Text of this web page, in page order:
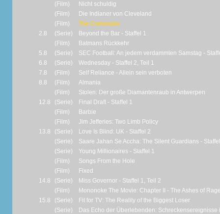
(Film)
Nicht schuldig
(Film)
Die Indianer von Cleveland
(Film)
The Commuter
2.8
(Serie)
Beyond the Bar - Staffel 1
(Film)
Batmans Rückkehr
5.8
(Serie)
SEC Football: An jedem verdammten Samstag -
6.8
(Serie)
Wednesday - Staffel 2, Teil 1
7.8
(Film)
Self Reliance - Allein sein verboten
8.8
(Film)
Almania
(Film)
Stolen: Der große Diamantenraub in Antwerpen
12.8
(Serie)
Final Draft - Staffel 1
(Film)
Barbie
(Film)
Jim Jefferies: Two Limb Policy
13.8
(Serie)
Love Is Blind: UK - Staffel 2
(Serie)
Saare Jahan Se Accha: The Silent Guardians -
(Serie)
Young Millionaires - Staffel 1
(Film)
Songs From the Hole
(Film)
Fixed
14.8
(Serie)
Miss Governor - Staffel 1, Teil 2
(Film)
Mononoke The Movie: Chapter II - The Ashes of
15.8
(Serie)
Fit for TV: The Reality of the Biggest Loser
(Serie)
Das Echo der Überlebenden: Schreckensereignisse